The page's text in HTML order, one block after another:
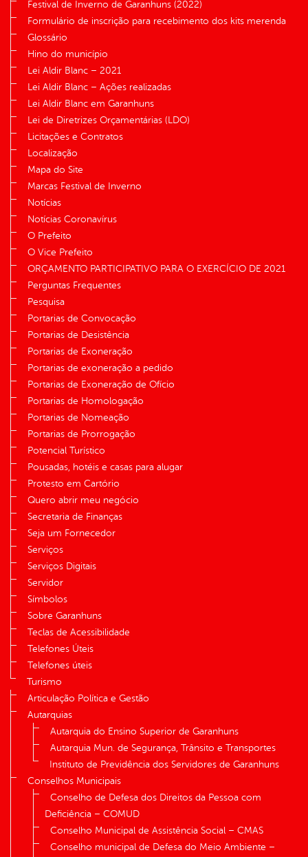
Festival de Inverno de Garanhuns (2022)
Formulário de inscrição para recebimento dos kits merenda
Glossário
Hino do município
Lei Aldir Blanc – 2021
Lei Aldir Blanc – Ações realizadas
Lei Aldir Blanc em Garanhuns
Lei de Diretrizes Orçamentárias (LDO)
Licitações e Contratos
Localização
Mapa do Site
Marcas Festival de Inverno
Notícias
Notícias Coronavírus
O Prefeito
O Vice Prefeito
ORÇAMENTO PARTICIPATIVO PARA O EXERCÍCIO DE 2021
Perguntas Frequentes
Pesquisa
Portarias de Convocação
Portarias de Desistência
Portarias de Exoneração
Portarias de exoneração a pedido
Portarias de Exoneração de Ofício
Portarias de Homologação
Portarias de Nomeação
Portarias de Prorrogação
Potencial Turístico
Pousadas, hotéis e casas para alugar
Protesto em Cartório
Quero abrir meu negócio
Secretaria de Finanças
Seja um Fornecedor
Serviços
Serviços Digitais
Servidor
Símbolos
Sobre Garanhuns
Teclas de Acessibilidade
Telefones Úteis
Telefones úteis
Turismo
Articulação Política e Gestão
Autarquias
Autarquia do Ensino Superior de Garanhuns
Autarquia Mun. de Segurança, Trânsito e Transportes
Instituto de Previdência dos Servidores de Garanhuns
Conselhos Municipais
Conselho de Defesa dos Direitos da Pessoa com
Deficiência – COMUD
Conselho Municipal de Assistência Social – CMAS
Conselho municipal de Defesa do Meio Ambiente –